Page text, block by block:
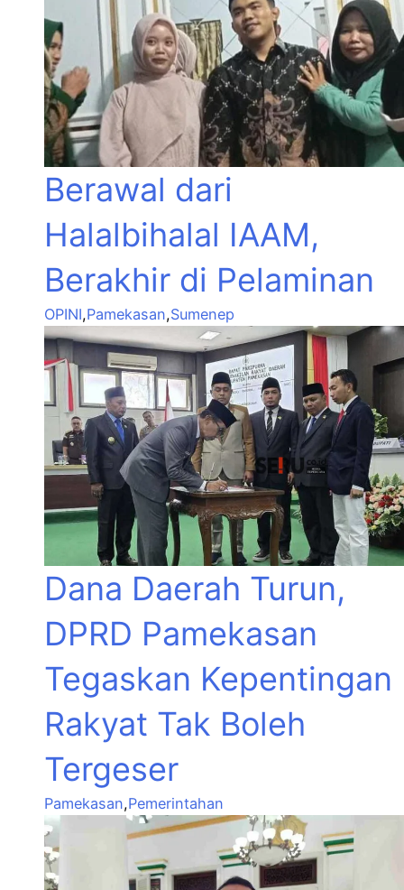
Berawal dari
Halalbihalal IAAM,
Berakhir di Pelaminan
OPINI,Pamekasan,Sumenep
Dana Daerah Turun,
DPRD Pamekasan
Tegaskan Kepentingan
Rakyat Tak Boleh
Tergeser
Pamekasan,Pemerintahan